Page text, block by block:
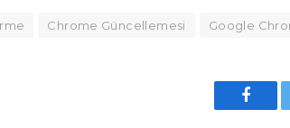
Chrome Güncellemesi Google